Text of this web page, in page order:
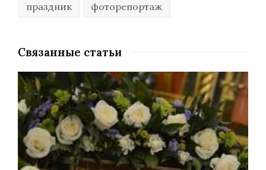
праздник фоторепортаж
Связанные статьи